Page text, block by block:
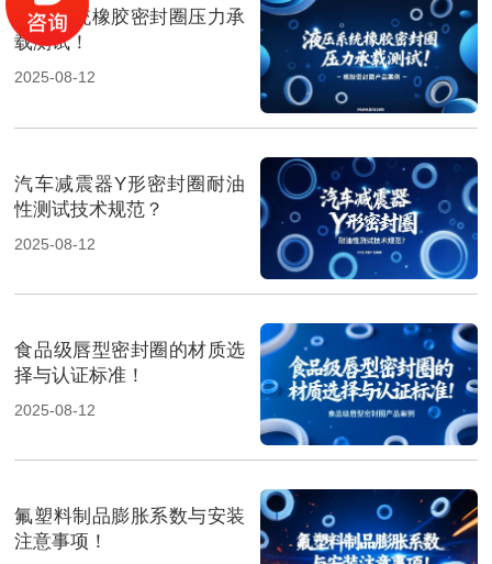
液压系统橡胶密封圈压力承
载测试！
2025-08-12
汽车减震器Y形密封圈耐油
性测试技术规范？
2025-08-12
食品级唇型密封圈的材质选
择与认证标准！
2025-08-12
氟塑料制品膨胀系数与安装
注意事项！